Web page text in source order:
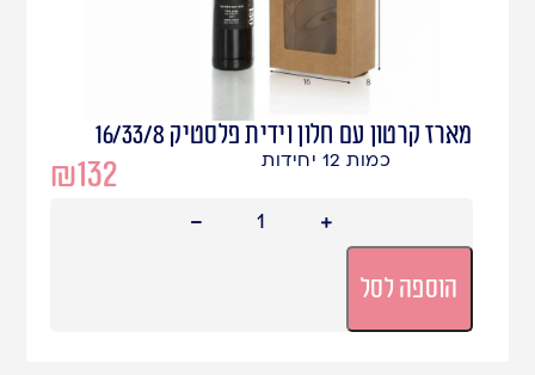
מארז קרטון עם חלון וידית פלסטיק 16/33/8
₪132 כמות 12 יחידות
הוספה לסל